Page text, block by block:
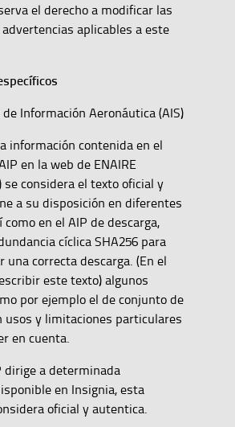
el derecho a modificar las
aplicables a este
Información Aeronáutica (AIS)
información contenida en el
en la web de ENAIRE
se considera el texto oficial y
a su disposición en diferentes
en el AIP de descarga,
cíclica SHA256 para
una correcta descarga. (En el
este texto) algunos
por ejemplo el de conjunto de
usos y limitaciones particulares
en cuenta.
dirige a determinada
en Insignia, esta
oficial y autentica.